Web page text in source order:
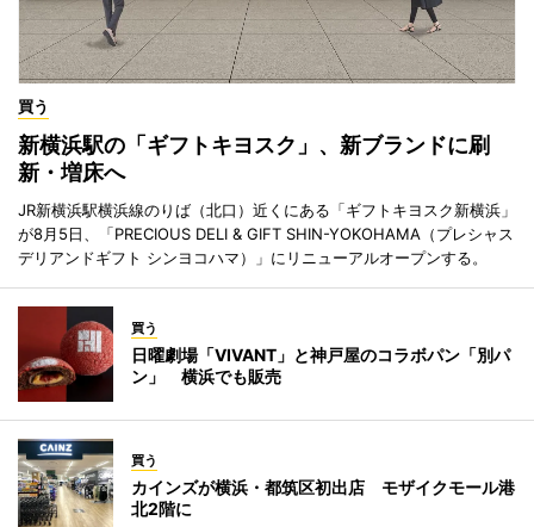
買う
新横浜駅の「ギフトキヨスク」、新ブランドに刷
新・増床へ
JR新横浜駅横浜線のりば（北口）近くにある「ギフトキヨスク新横浜」
が8月5日、「PRECIOUS DELI & GIFT SHIN-YOKOHAMA（プレシャス
デリアンドギフト シンヨコハマ）」にリニューアルオープンする。
買う
日曜劇場「VIVANT」と神戸屋のコラボパン「別パ
ン」 横浜でも販売
買う
カインズが横浜・都筑区初出店 モザイクモール港
北2階に